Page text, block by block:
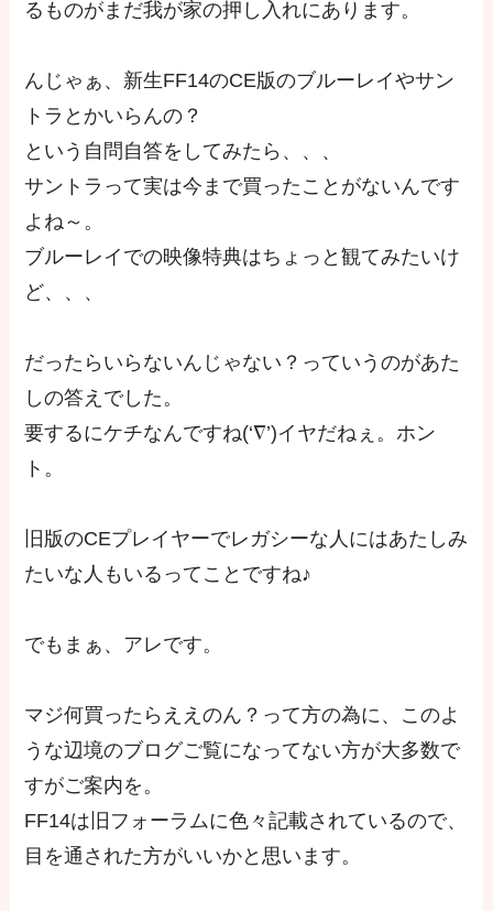
るものがまだ我が家の押し入れにあります。
んじゃぁ、新生FF14のCE版のブルーレイやサン
トラとかいらんの？
という自問自答をしてみたら、、、
サントラって実は今まで買ったことがないんです
よね～。
ブルーレイでの映像特典はちょっと観てみたいけ
ど、、、
だったらいらないんじゃない？っていうのがあた
しの答えでした。
要するにケチなんですね(‘∇’)イヤだねぇ。ホン
ト。
旧版のCEプレイヤーでレガシーな人にはあたしみ
たいな人もいるってことですね♪
でもまぁ、アレです。
マジ何買ったらええのん？って方の為に、このよ
うな辺境のブログご覧になってない方が大多数で
すがご案内を。
FF14は旧フォーラムに色々記載されているので、
目を通された方がいいかと思います。